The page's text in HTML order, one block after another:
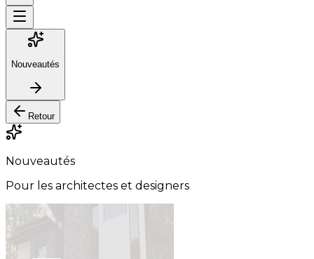
Nouveautés
Retour
Nouveautés
Pour les architectes et designers